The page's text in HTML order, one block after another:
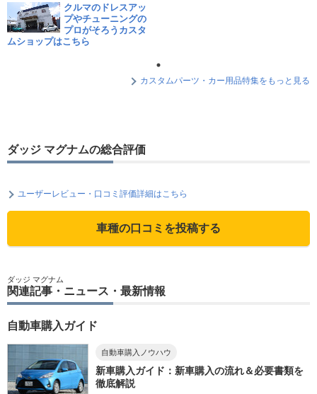
クルマのドレスアッ
プやチューニングの
プロがそろうカスタ
ムショップはこちら
カスタムパーツ・カー用品特集をもっと見る
ダッジ マグナムの総合評価
ユーザーレビュー・口コミ評価詳細はこちら
車種の口コミを投稿する
ダッジ マグナム
関連記事・ニュース・最新情報
自動車購入ガイド
自動車購入ノウハウ
新車購入ガイド：新車購入の流れ＆必要書類を
徹底解説